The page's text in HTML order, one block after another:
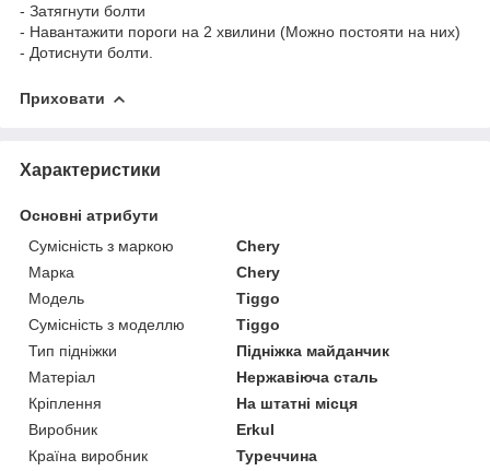
- Затягнути болти
- Навантажити пороги на 2 хвилини (Можно постояти на них)
- Дотиснути болти.
Приховати
Характеристики
Основні атрибути
Сумісність з маркою
Chery
Марка
Chery
Модель
Tiggo
Сумісність з моделлю
Tiggo
Тип підніжки
Підніжка майданчик
Матеріал
Нержавіюча сталь
Кріплення
На штатні місця
Виробник
Erkul
Країна виробник
Туреччина